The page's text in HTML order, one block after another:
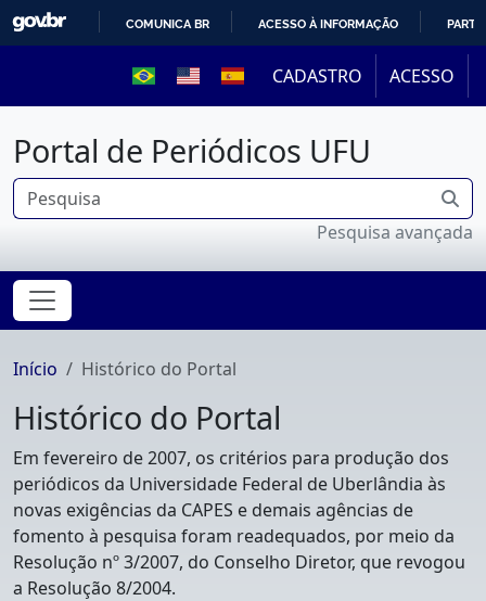
PARA
O
CONTEÚDO
COMUNICA BR ACESSO À INFORMAÇÃO
CADASTRO ACESSO
Portal de Periódicos UFU
Pesquisa avançada
Início Histórico do Portal
Histórico do Portal
Em fevereiro de 2007, os critérios para produção dos
periódicos da Universidade Federal de Uberlândia às
novas exigências da CAPES e demais agências de
fomento à pesquisa foram readequados, por meio da
Resolução nº 3/2007, do Conselho Diretor, que revogou
a Resolução 8/2004.